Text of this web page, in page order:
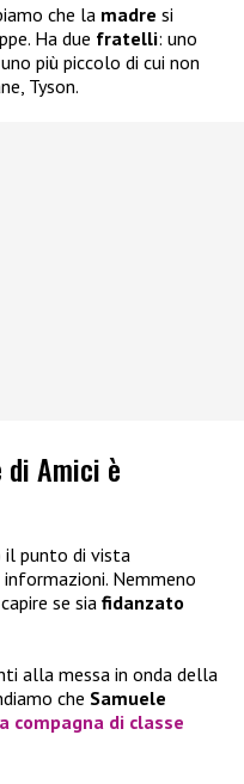
che la madre si
Ha due fratelli: uno
più piccolo di cui non
Tyson.
di Amici è
punto di vista
Nemmeno
se siafidanzato
alla messa in onda della
che Samuele
compagna di classe